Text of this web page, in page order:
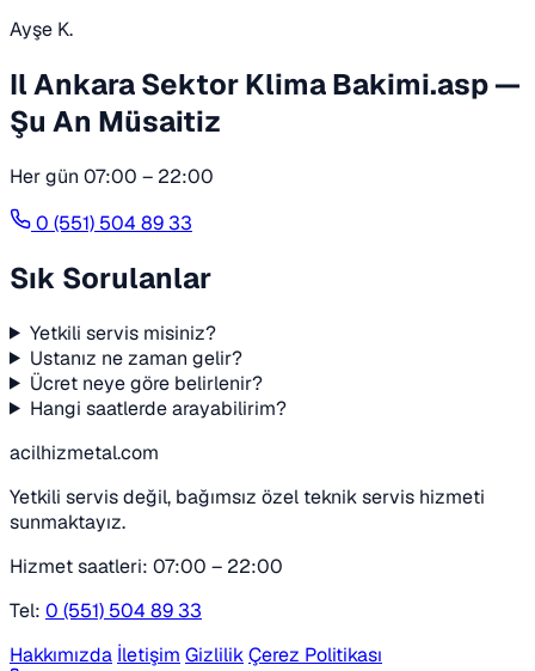
Ayşe K.
Il Ankara Sektor Klima Bakimi.asp —
Şu An Müsaitiz
Her gün 07:00 – 22:00
0 (551) 504 89 33
Sık Sorulanlar
Yetkili servis misiniz?
Ustanız ne zaman gelir?
Ücret neye göre belirlenir?
Hangi saatlerde arayabilirim?
acilhizmetal.com
Yetkili servis değil, bağımsız özel teknik servis hizmeti
sunmaktayız.
Hizmet saatleri: 07:00 – 22:00
Tel: 0 (551) 504 89 33
Hakkımızda İletişim GizlilikÇerez Politikası